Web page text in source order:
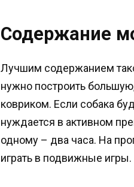
Содержание
Лучшим содержанием
нужно построить
ковриком. Если собака
нуждается в активном
одному – два часа. На
играть в подвижные игры.